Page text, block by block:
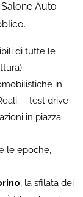
Auto
di tutte le
in
– test drive
in piazza
le epoche,
, la sfilata dei